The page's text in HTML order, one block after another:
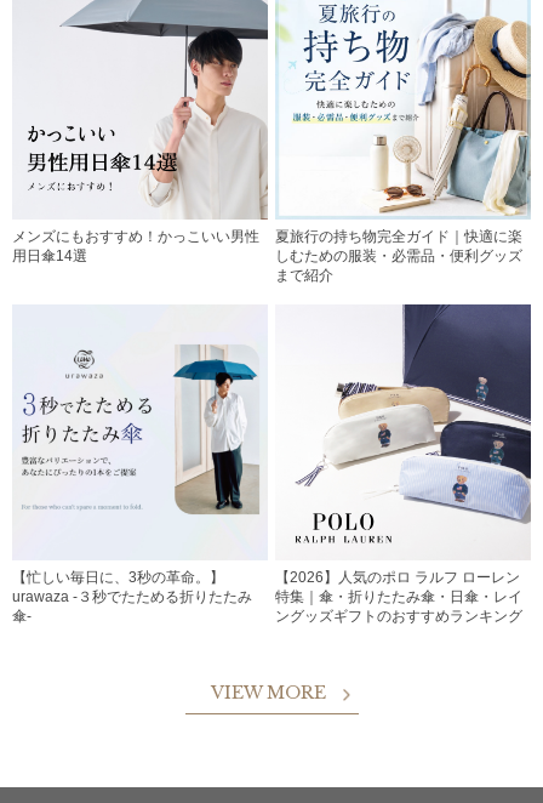
メンズにもおすすめ！かっこいい男性
用日傘14選
夏旅行の持ち物完全ガイド｜快適に楽
しむための服装・必需品・便利グッズ
まで紹介
【忙しい毎日に、3秒の革命。】
urawaza -３秒でたためる折りたたみ
傘-
【2026】人気のポロ ラルフ ローレン
特集｜傘・折りたたみ傘・日傘・レイ
ングッズギフトのおすすめランキング
VIEW MORE